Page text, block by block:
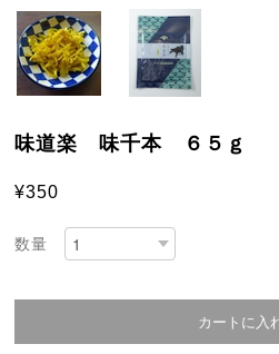
味道楽 味千本 ６５ｇ
¥350
数量